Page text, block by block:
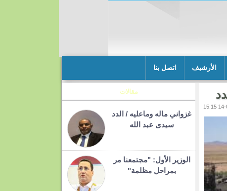
الأرشيف اتصل بنا
مقالات
غزواني ماله وماعليه / الدد
سيدى عبد الله
الوزير الأول: "مجتمعنا مر
بمراحل مظلمة"